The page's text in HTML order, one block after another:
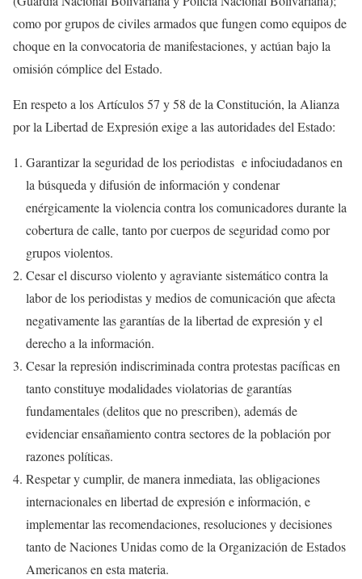
como por grupos de civiles armados que fungen como equipos de
choque en la convocatoria de manifestaciones, y actúan bajo la
omisión cómplice del Estado.
En respeto a los Artículos 57 y 58 de la Constitución, la Alianza
por la Libertad de Expresión exige a las autoridades del Estado:
Garantizar la seguridad de los periodistas e infociudadanos en
la búsqueda y difusión de información y condenar
enérgicamente la violencia contra los comunicadores durante la
cobertura de calle, tanto por cuerpos de seguridad como por
grupos violentos.
Cesar el discurso violento y agraviante sistemático contra la
labor de los periodistas y medios de comunicación que afecta
negativamente las garantías de la libertad de expresión y el
derecho a la información.
Cesar la represión indiscriminada contra protestas pacíficas en
tanto constituye modalidades violatorias de garantías
fundamentales (delitos que no prescriben), además de
evidenciar ensañamiento contra sectores de la población por
razones políticas.
Respetar y cumplir, de manera inmediata, las obligaciones
internacionales en libertad de expresión e información, e
implementar las recomendaciones, resoluciones y decisiones
tanto de Naciones Unidas como de la Organización de Estados
Americanos en esta materia.